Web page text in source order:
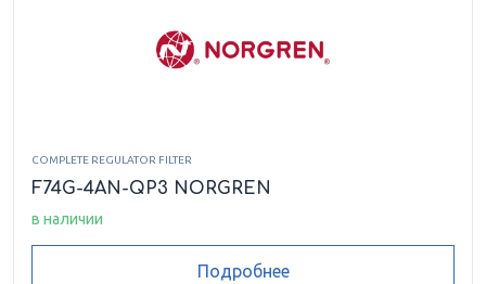
COMPLETE REGULATOR FILTER
F74G-4AN-QP3 NORGREN
в наличии
Подробнее